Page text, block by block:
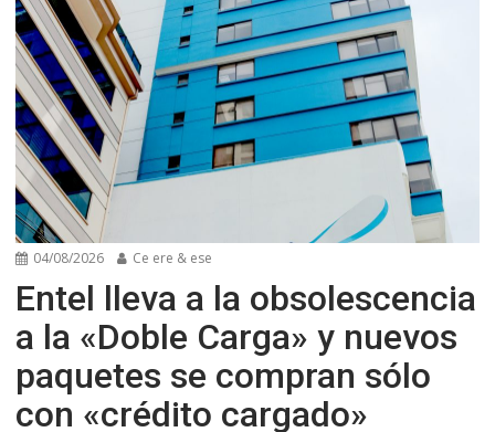
04/08/2026 Ce ere & ese
Entel lleva a la obsolescencia
a la «Doble Carga» y nuevos
paquetes se compran sólo
con «crédito cargado»